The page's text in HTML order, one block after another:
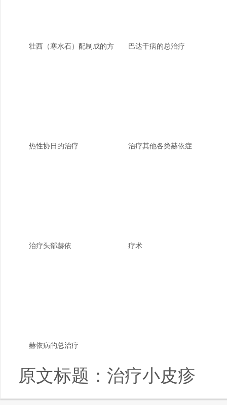
壮西（寒水石）配制成的方 巴达干病的总治疗
热性协日的治疗 治疗其他各类赫依症
治疗头部赫依 疗术
赫依病的总治疗
原文标题： 治疗小皮疹